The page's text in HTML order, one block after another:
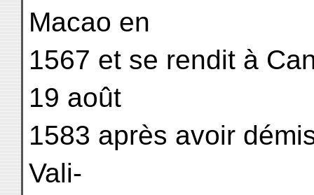
Macao en
1567 et se rendit à
19 août
1583 après avoir
Vali-